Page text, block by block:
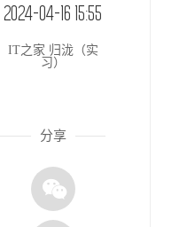
2024-04-16 15:55
IT之家 归泷（实
习）
分享